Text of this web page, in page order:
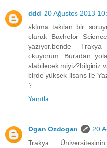
ddd 20 Ağustos 2013
aklıma takılan bir
olarak Bachelor
yazıyor.bende
okuyorum. Buradan
alabilecek miyiz?bilginiz
birde yüksek lisans ile
?
Yanıtla
Ogan Ozdogan
20
Trakya